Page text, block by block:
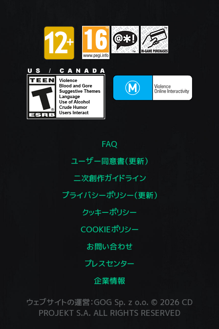
FAQ
ユーザー同意書（更新）
二次創作ガイドライン
プライバシーポリシー（更新）
クッキーポリシー
COOKIEポリシー
お問い合わせ
プレスセンター
企業情報
ウェブサイトの運営：GOG Sp. z o.o. © 2026 CD
PROJEKT S.A. ALL RIGHTS RESERVED